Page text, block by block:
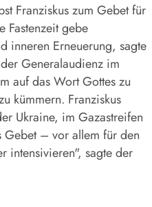
Franziskus zum Gebet für
Fastenzeit gebe
inneren Erneuerung, sagte
Generalaudienz im
auf das Wort Gottes zu
kümmern. Franziskus
Ukraine, im Gazastreifen
Gebet – vor allem für den
intensivieren", sagte der